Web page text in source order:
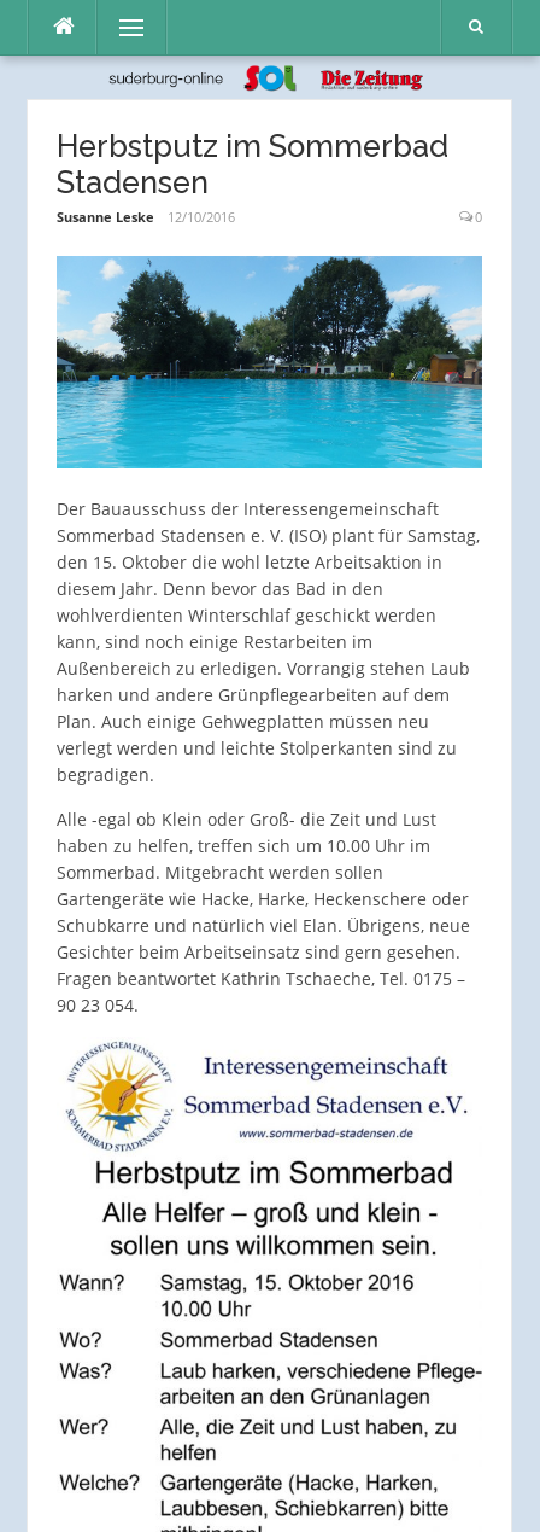
Inhalt
Menü
Herbstputz im Sommerbad
Stadensen
Susanne Leske 12/10/2016 0
Der Bauausschuss der Interessengemeinschaft
Sommerbad Stadensen e. V. (ISO) plant für Samstag,
den 15. Oktober die wohl letzte Arbeitsaktion in
diesem Jahr. Denn bevor das Bad in den
wohlverdienten Winterschlaf geschickt werden
kann, sind noch einige Restarbeiten im
Außenbereich zu erledigen. Vorrangig stehen Laub
harken und andere Grünpflegearbeiten auf dem
Plan. Auch einige Gehwegplatten müssen neu
verlegt werden und leichte Stolperkanten sind zu
begradigen.
Alle -egal ob Klein oder Groß- die Zeit und Lust
haben zu helfen, treffen sich um 10.00 Uhr im
Sommerbad. Mitgebracht werden sollen
Gartengeräte wie Hacke, Harke, Heckenschere oder
Schubkarre und natürlich viel Elan. Übrigens, neue
Gesichter beim Arbeitseinsatz sind gern gesehen.
Fragen beantwortet Kathrin Tschaeche, Tel. 0175 –
90 23 054.